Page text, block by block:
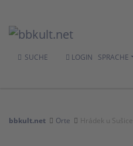
SUCHE LOGIN SPRACHE
bbkult.net Orte Hrádek u Sušice